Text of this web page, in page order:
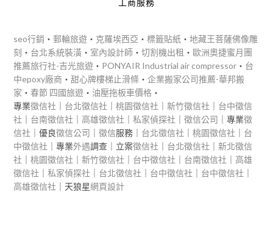
工商服務
seo行銷 ‧郵輪旅遊 ‧ 克羅埃西亞 ‧標籤貼紙 ‧地藏王菩薩佛像雕
刻 ‧ 台北系統裝潢 ‧ 室內設計師 ‧切割機出租 ‧歐洲奧捷蜜月團
推薦旅行社-吉光旅遊 ‧ PONYAIR Industrial air compressor ‧ 台
中epoxy廠商 ‧甜心牌樓梯止滑條 ‧企業搬家公司推薦-華邦搬
家 ‧春節 四國旅遊 ‧ 油壓拖板車價格 ‧
專業徵信社 台北徵信社 ｜桃園徵信社 ｜新竹徵信社
台中徵信
社
台南徵信社 高雄徵信社 ｜私家偵探社 ｜徵信公司 ｜專業徵
信社 ｜優良徵信公司 ｜徵信服務｜ 台北徵信社 ｜桃園徵信社
台
中徵信社 ｜專業外遇調查｜立案徵信社 台北徵信社 ｜新北徵信
社 ｜桃園徵信社 ｜新竹徵信社 台中徵信社 台南徵信社
高雄
徵信社 ｜私家偵探社 台北徵信社 台中徵信社 台中徵信社
高雄徵信社 ｜天狼星網頁設計